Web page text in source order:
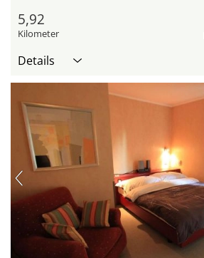
5,92
Kilometer
Details